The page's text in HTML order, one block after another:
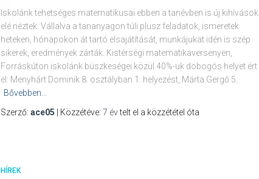
Iskolánk tehetséges matematikusai ebben a tanévben is új kihívások
elé néztek. Vállalva a tananyagon túli plusz feladatok, ismeretek
heteken, hónapokon át tartó elsajátítását, munkájukat idén is szép
sikerek, eredmények zárták. Kistérségi matematikaversenyen,
Forráskúton iskolánk büszkeségei közül 40%-uk dobogós helyet ért
el: Menyhárt Dominik 8. osztályban 1. helyezést, Márta Gergő 5.
Bővebben…
Szerző: ace05 | Közzétéve: 7 évtelt el a közzététel óta
HÍREK